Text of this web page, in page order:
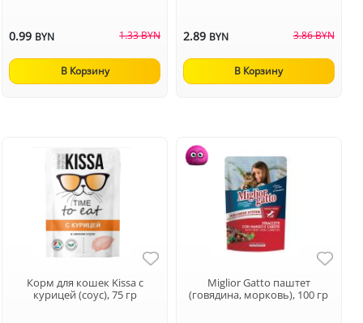
0.99 BYN 1.33 BYN
В Корзину
2.89 BYN 3.86 BYN
В Корзину
Корм для кошек Kissa с
курицей (соус), 75 гр
Miglior Gatto паштет
(говядина, морковь), 100 гр